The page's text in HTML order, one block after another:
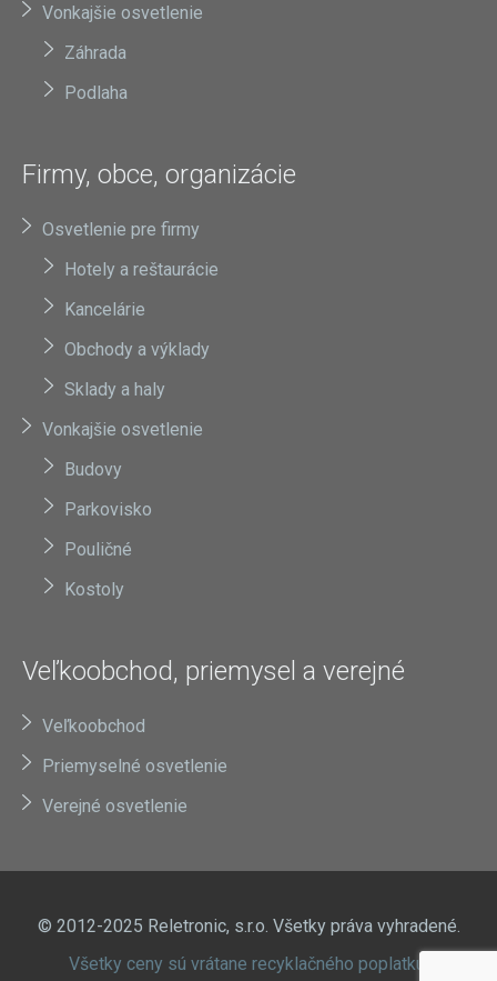
Vonkajšie osvetlenie
Záhrada
Podlaha
Firmy, obce, organizácie
Osvetlenie pre firmy
Hotely a reštaurácie
Kancelárie
Obchody a výklady
Sklady a haly
Vonkajšie osvetlenie
Budovy
Parkovisko
Pouličné
Kostoly
Veľkoobchod, priemysel a verejné
Veľkoobchod
Priemyselné osvetlenie
Verejné osvetlenie
© 2012-2025 Reletronic, s.r.o. Všetky práva vyhradené.
Všetky ceny sú vrátane recyklačného poplatku.